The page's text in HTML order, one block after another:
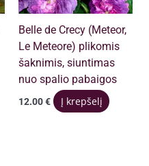
Belle de Crecy (Meteor,
Le Meteore) plikomis
šaknimis, siuntimas
nuo spalio pabaigos
12.00€ Į krepšelį